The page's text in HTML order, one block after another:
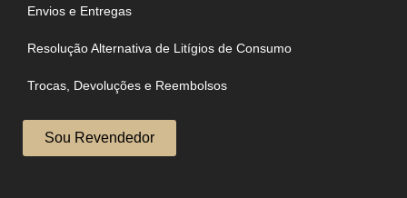
Envios e Entregas
Resolução Alternativa de Litígios de Consumo
Trocas, Devoluções e Reembolsos
Sou Revendedor